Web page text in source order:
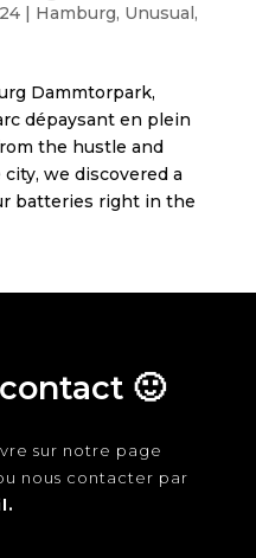
| Hamburg, Unusual,
Dammtorpark,
dépaysant en plein
the hustle and
we discovered a
batteries right in the
🙂
sur notre page
nous contacter par